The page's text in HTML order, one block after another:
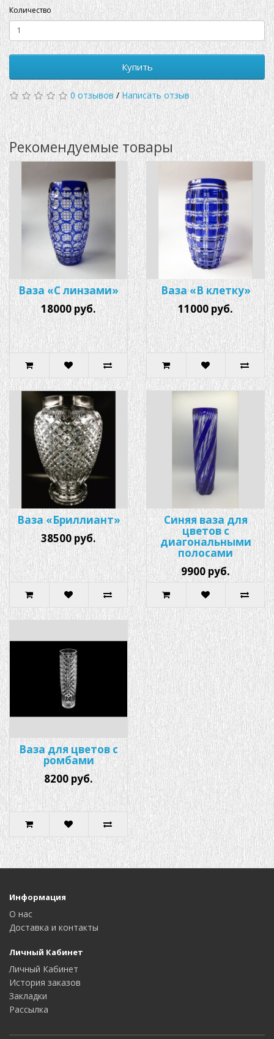
Количество
Купить
0 отзывов / Написать отзыв
Рекомендуемые товары
Ваза «С линзами»
18000 руб.
Ваза «В клетку»
11000 руб.
Ваза «Бриллиант»
38500 руб.
Синяя ваза для
цветов с
диагональными
полосами
9900 руб.
Ваза для цветов с
ромбами
8200 руб.
Информация
О нас
Доставка и контакты
Личный Кабинет
Личный Кабинет
История заказов
Закладки
Рассылка